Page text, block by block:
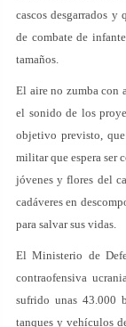
cascos desgarrados y
de combate de
tamaños.
El aire no zumba con
el sonido de los
objetivo previsto,
militar que espera ser
jóvenes y flores del
cadáveres en
para salvar sus vidas.
El Ministerio de
contraofensiva
sufrido unas 43.000
tanques y vehículos